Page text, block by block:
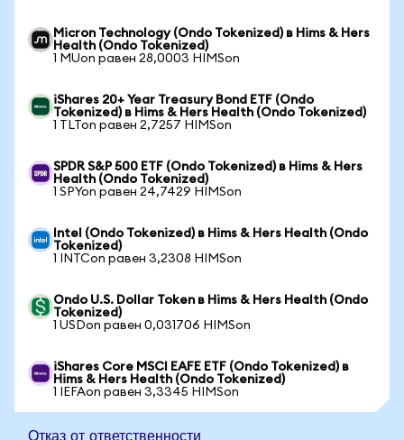
Micron Technology (Ondo Tokenized) в Hims & Hers
Health (Ondo Tokenized)
1 MUon равен 28,0003 HIMSon
iShares 20+ Year Treasury Bond ETF (Ondo
Tokenized) в Hims & Hers Health (Ondo Tokenized)
1 TLTon равен 2,7257 HIMSon
SPDR S&P 500 ETF (Ondo Tokenized) в Hims & Hers
Health (Ondo Tokenized)
1 SPYon равен 24,7429 HIMSon
Intel (Ondo Tokenized) в Hims & Hers Health (Ondo
Tokenized)
1 INTCon равен 3,2308 HIMSon
Ondo U.S. Dollar Token в Hims & Hers Health (Ondo
Tokenized)
1 USDon равен 0,031706 HIMSon
iShares Core MSCI EAFE ETF (Ondo Tokenized) в
Hims & Hers Health (Ondo Tokenized)
1 IEFAon равен 3,3345 HIMSon
Отказ от ответственности